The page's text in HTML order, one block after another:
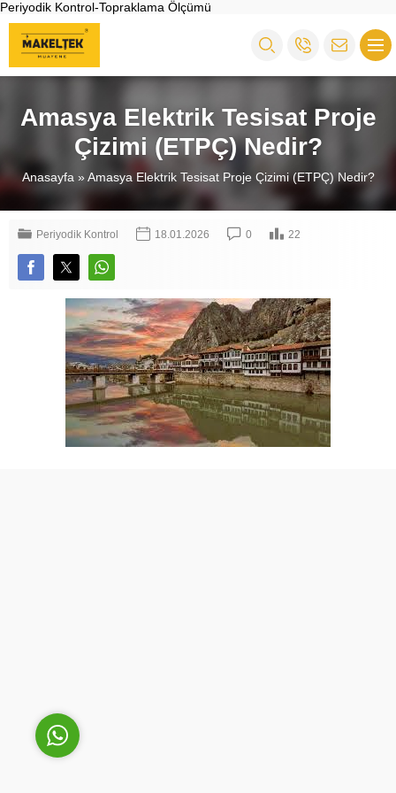
Periyodik Kontrol-Topraklama Ölçümü
Amasya Elektrik Tesisat Proje
Çizimi (ETPÇ) Nedir?
Anasayfa » Amasya Elektrik Tesisat Proje Çizimi (ETPÇ) Nedir?
Periyodik Kontrol 18.01.2026 0 22